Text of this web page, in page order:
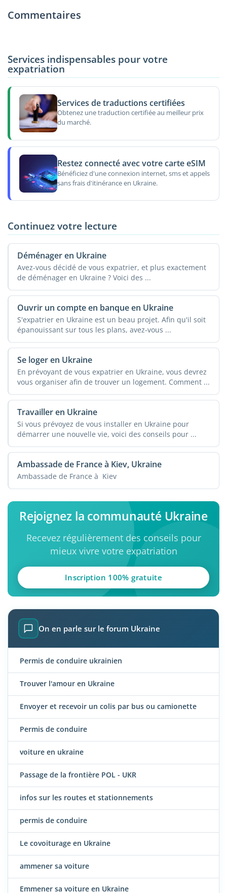
Commentaires
Services indispensables pour votre
expatriation
Services de traductions certifiées
Obtenez une traduction certifiée au meilleur prix
du marché.
Restez connecté avec votre carte eSIM
Bénéficiez d'une connexion internet, sms et appels
sans frais d'itinérance en Ukraine.
Continuez votre lecture
Déménager en Ukraine
Avez-vous décidé de vous expatrier, et plus exactement
de déménager en Ukraine ? Voici des ...
Ouvrir un compte en banque en Ukraine
S'expatrier en Ukraine est un beau projet. Afin qu'il soit
épanouissant sur tous les plans, avez-vous ...
Se loger en Ukraine
En prévoyant de vous expatrier en Ukraine, vous devrez
vous organiser afin de trouver un logement. Comment ...
Travailler en Ukraine
Si vous prévoyez de vous installer en Ukraine pour
démarrer une nouvelle vie, voici des conseils pour ...
Ambassade de France à Kiev, Ukraine
Ambassade de France à Kiev
Rejoignez la communauté Ukraine
Recevez régulièrement des conseils pour
mieux vivre votre expatriation
Inscription 100% gratuite
On en parle sur le forum Ukraine
Permis de conduire ukrainien
Trouver l'amour en Ukraine
Envoyer et recevoir un colis par bus ou camionette
Permis de conduire
voiture en ukraine
Passage de la frontière POL - UKR
infos sur les routes et stationnements
permis de conduire
Le covoiturage en Ukraine
ammener sa voiture
Emmener sa voiture en Ukraine